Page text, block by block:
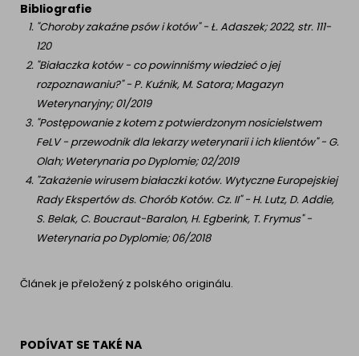
Bibliografie
"Choroby zakaźne psów i kotów" - Ł. Adaszek; 2022, str. 111-
120
"Białaczka kotów - co powinniśmy wiedzieć o jej
rozpoznawaniu?" - P. Kuźnik, M. Satora; Magazyn
Weterynaryjny; 01/2019
"Postępowanie z kotem z potwierdzonym nosicielstwem
FeLV - przewodnik dla lekarzy weterynarii i ich klientów" - G.
Olah; Weterynaria po Dyplomie; 02/2019
"Zakażenie wirusem białaczki kotów. Wytyczne Europejskiej
Rady Ekspertów ds. Chorób Kotów. Cz. II" - H. Lutz, D. Addie,
S. Belak, C. Boucraut-Baralon, H. Egberink, T. Frymus" -
Weterynaria po Dyplomie; 06/2018
Článek je přeložený z polského originálu.
PODÍVAT SE TAKÉ NA